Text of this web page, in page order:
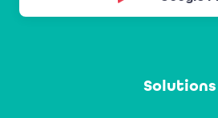
Solutions